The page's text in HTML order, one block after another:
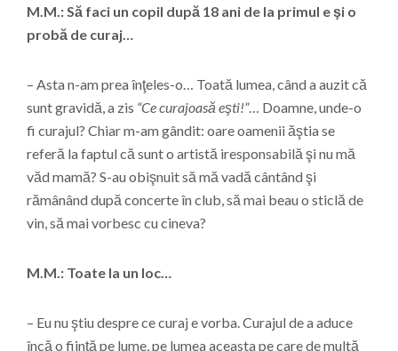
M.M.: Să faci un copil după 18 ani de la primul e şi o
probă de curaj…
– Asta n-am prea înţeles-o… Toată lumea, când a auzit că
sunt gravidă, a zis “Ce curajoasă eşti!”… Doamne, unde-o
fi curajul? Chiar m-am gândit: oare oamenii ăştia se
referă la faptul că sunt o artistă iresponsabilă şi nu mă
văd mamă? S-au obişnuit să mă vadă cântând şi
rămânând după concerte în club, să mai beau o sticlă de
vin, să mai vorbesc cu cineva?
M.M.: Toate la un loc…
– Eu nu ştiu despre ce curaj e vorba. Curajul de a aduce
încă o fiinţă pe lume, pe lumea aceasta pe care de multă